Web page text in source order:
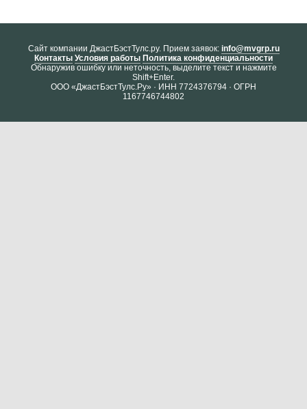
Cайт компании ДжастБэстТулс.ру. Прием заявок: info@mvgrp.ru
Контакты Условия работы Политика конфиденциальности
Обнаружив ошибку или неточность, выделите текст и нажмите
Shift+Enter.
ООО «ДжастБэстТулс.Ру» · ИНН 7724376794 · ОГРН
1167746744802